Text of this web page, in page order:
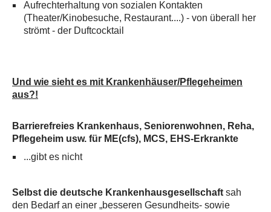
Aufrechterhaltung von sozialen Kontakten
(Theater/Kinobesuche, Restaurant....) - von überall her
strömt - der Duftcocktail
Und wie sieht es mit Krankenhäuser/Pflegeheimen
aus?!
Barrierefreies Krankenhaus, Seniorenwohnen, Reha,
Pflegeheim usw. für ME(cfs), MCS, EHS-Erkrankte
...gibt es nicht
Selbst die deutsche Krankenhausgesellschaft sah
den Bedarf an einer „besseren Gesundheits- sowie